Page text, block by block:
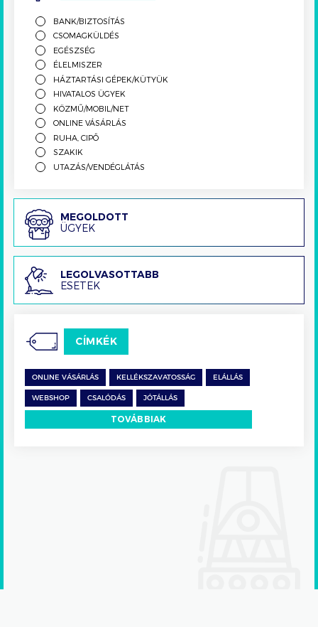
BANK/BIZTOSÍTÁS
CSOMAGKÜLDÉS
EGÉSZSÉG
ÉLELMISZER
HÁZTARTÁSI GÉPEK/KÜTYÜK
HIVATALOS ÜGYEK
KÖZMŰ/MOBIL/NET
ONLINE VÁSÁRLÁS
RUHA, CIPŐ
SZAKIK
UTAZÁS/VENDÉGLÁTÁS
Megoldott
ügyek
MEGOLDOTT
ÜGYEK
Legolvasottabb
esetek
LEGOLVASOTTABB
ESETEK
CÍMKÉK
ONLINE VÁSÁRLÁS KELLÉKSZAVATOSSÁG ELÁLLÁS
WEBSHOP CSALÓDÁS JÓTÁLLÁS
TOVÁBBIAK